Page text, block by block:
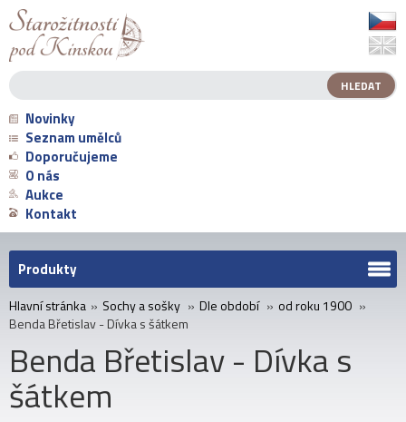
Novinky
Seznam umělců
Doporučujeme
O nás
Aukce
Kontakt
Produkty
Hlavní stránka » Sochy a sošky » Dle období » od roku 1900 »
Benda Břetislav - Dívka s šátkem
Benda Břetislav - Dívka s
šátkem